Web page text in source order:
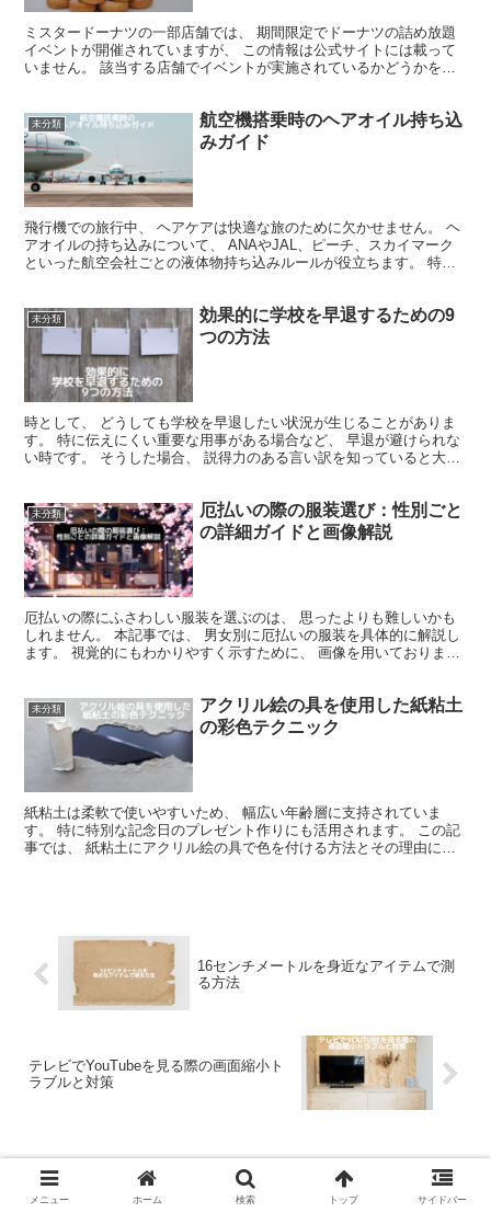
ミスタードーナツの一部店舗では、 期間限定でドーナツの詰め放題
イベントが開催されていますが、 この情報は公式サイトには載って
いません。 該当する店舗でイベントが実施されているかどうかを知
未分類
航空機搭乗時のヘアオイル持ち込
みガイド
飛行機での旅行中、 ヘアケアは快適な旅のために欠かせません。 ヘ
アオイルの持ち込みについて、 ANAやJAL、ピーチ、スカイマーク
といった航空会社ごとの液体物持ち込みルールが役立ちます。 特に
未分類
効果的に学校を早退するための9
つの方法
時として、 どうしても学校を早退したい状況が生じることがありま
す。 特に伝えにくい重要な用事がある場合など、 早退が避けられな
い時です。 そうした場合、 説得力のある言い訳を知っていると大変
未分類
厄払いの際の服装選び：性別ごと
の詳細ガイドと画像解説
厄払いの際にふさわしい服装を選ぶのは、 思ったよりも難しいかも
しれません。 本記事では、 男女別に厄払いの服装を具体的に解説し
ます。 視覚的にもわかりやすく示すために、 画像を用いておりま
未分類
アクリル絵の具を使用した紙粘土
の彩色テクニック
紙粘土は柔軟で使いやすいため、 幅広い年齢層に支持されていま
す。 特に特別な記念日のプレゼント作りにも活用されます。 この記
事では、 紙粘土にアクリル絵の具で色を付ける方法とその理由につ
16センチメートルを身近なアイテムで測
る方法
テレビでYouTubeを見る際の画面縮小ト
ラブルと対策
ホーム お役立ち
メニュー ホーム 検索 トップ サイドバー